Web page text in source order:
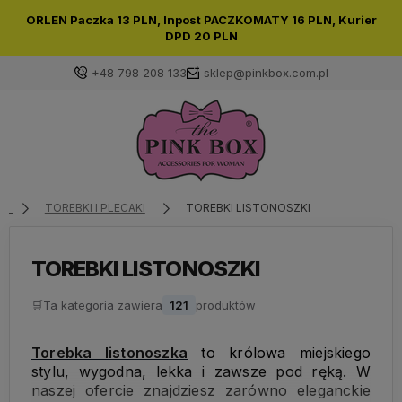
ORLEN Paczka 13 PLN, Inpost PACZKOMATY 16 PLN, Kurier
DPD 20 PLN
+48 798 208 133 sklep@pinkbox.com.pl
Zaloguj się
Wybierz coś dla siebie z naszej aktualnej oferty lub
TOREBKI I PLECAKI TOREBKI LISTONOSZKI
TOREBKI LISTONOSZKI
🛒Ta kategoria zawiera 121 produktów
Torebka listonoszka to królowa miejskiego
stylu, wygodna, lekka i zawsze pod ręką. W
naszej ofercie znajdziesz zarówno eleganckie